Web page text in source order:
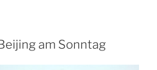
am Sonntag